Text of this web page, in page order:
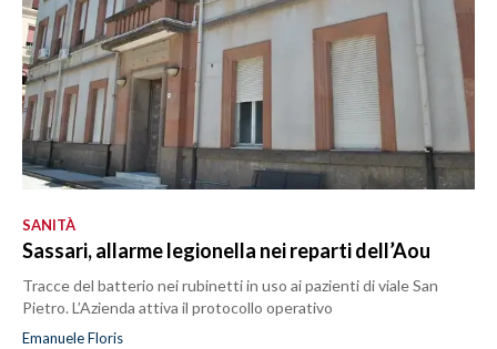
SANITÀ
Sassari, allarme legionella nei reparti dell’Aou
Tracce del batterio nei rubinetti in uso ai pazienti di viale San
Pietro. L’Azienda attiva il protocollo operativo
Emanuele Floris